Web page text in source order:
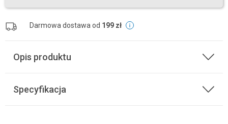
Darmowa dostawa od 199 zł
Opis produktu
Specyfikacja